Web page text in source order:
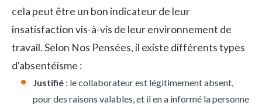
cela peut être un bon indicateur de leur
insatisfaction vis-à-vis de leur environnement de
travail. Selon Nos Pensées, il existe différents types
d'absentéisme :
Justifié : le collaborateur est légitimement absent,
pour des raisons valables, et il en a informé la personne